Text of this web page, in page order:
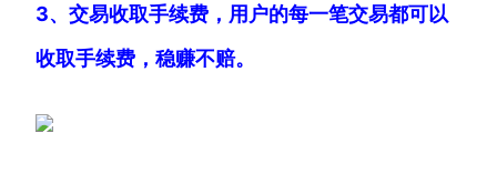
3、交易收取手续费，用户的每一笔交易都可以
收取手续费，稳赚不赔。